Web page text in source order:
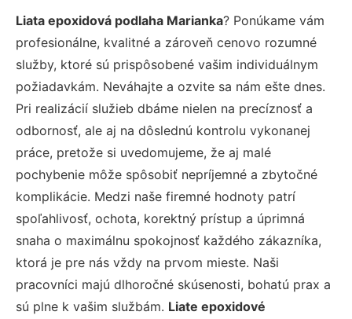
Liata epoxidová podlaha Marianka? Ponúkame vám
profesionálne, kvalitné a zároveň cenovo rozumné
služby, ktoré sú prispôsobené vašim individuálnym
požiadavkám. Neváhajte a ozvite sa nám ešte dnes.
Pri realizácií služieb dbáme nielen na precíznosť a
odbornosť, ale aj na dôslednú kontrolu vykonanej
práce, pretože si uvedomujeme, že aj malé
pochybenie môže spôsobiť nepríjemné a zbytočné
komplikácie. Medzi naše firemné hodnoty patrí
spoľahlivosť, ochota, korektný prístup a úprimná
snaha o maximálnu spokojnosť každého zákazníka,
ktorá je pre nás vždy na prvom mieste. Naši
pracovníci majú dlhoročné skúsenosti, bohatú prax a
sú plne k vašim službám. Liate epoxidové